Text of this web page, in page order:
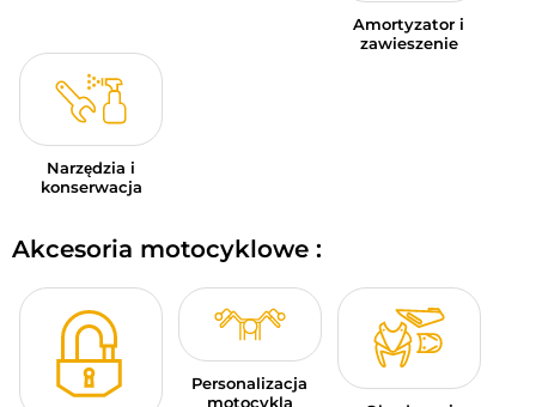
Amortyzator i
zawieszenie
Narzędzia i
konserwacja
Akcesoria motocyklowe :
Personalizacja
motocykla